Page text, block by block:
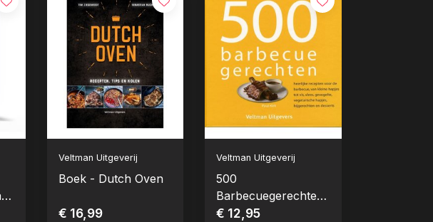
Veltman Uitgeverij
Boek - Dutch Oven
€ 16,99
Veltman Uitgeverij
500
Barbecuegerechten
- Boek
€ 12,95